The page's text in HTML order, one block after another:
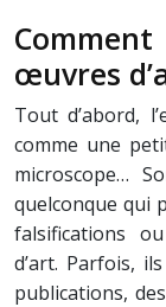
œuvres
Tout d’abord,
comme une
microscope…
quelconque qui
falsifications
d’art. Parfois,
publications,